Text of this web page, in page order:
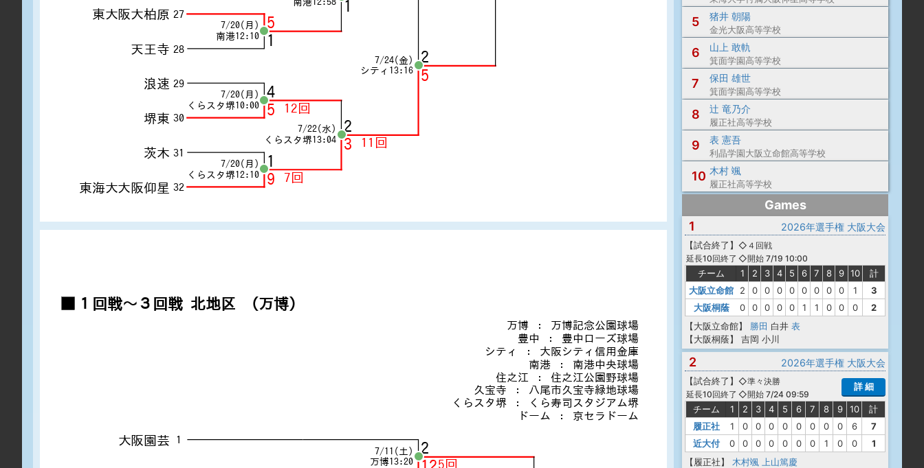
5 猪井 朝陽
金光大阪高等学校
6 山上 敢軌
箕面学園高等学校
7 保田 雄世
箕面学園高等学校
8 辻 竜乃介
履正社高等学校
9 表 憲吾
利晶学園大阪立命館高等学校
10 木村 颯
履正社高等学校
Games
1
2026年選手権 大阪大会
【試合終了 】
延長10回終了
◇４回戦
◇開始 7/19 10:00
チーム 1 2 3 4 5 6 7 8 9 10
計
大阪立命館
2 0 0 0 0 0 0 0 0 1
3
大阪桐蔭
0 0 0 0 0 1 1 0 0 0
2
【大阪立命館】
勝田 白井 表
【大阪桐蔭】
吉岡 小川
2 2026年選手権 大阪大会
【試合終了 】
延長10回終了
◇準々決勝
◇開始 7/24 09:59
詳 細
チーム 1 2 3 4 5 6 7 8 9 10
計
履正社
1 0 0 0 0 0 0 0 0 6
7
近大付
0 0 0 0 0 0 0 1 0 0
1
【履正社】
木村颯
上山篤慶